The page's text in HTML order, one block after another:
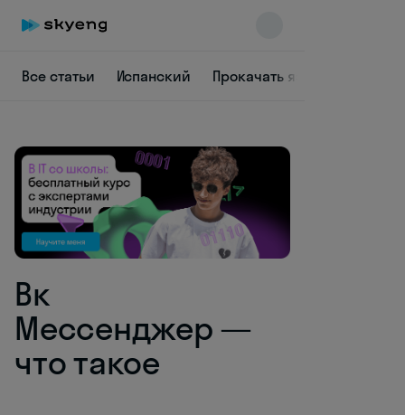
Все статьи Испанский Прокачать язык
Вк
Мессенджер —
что такое
Skyeng Chat
online